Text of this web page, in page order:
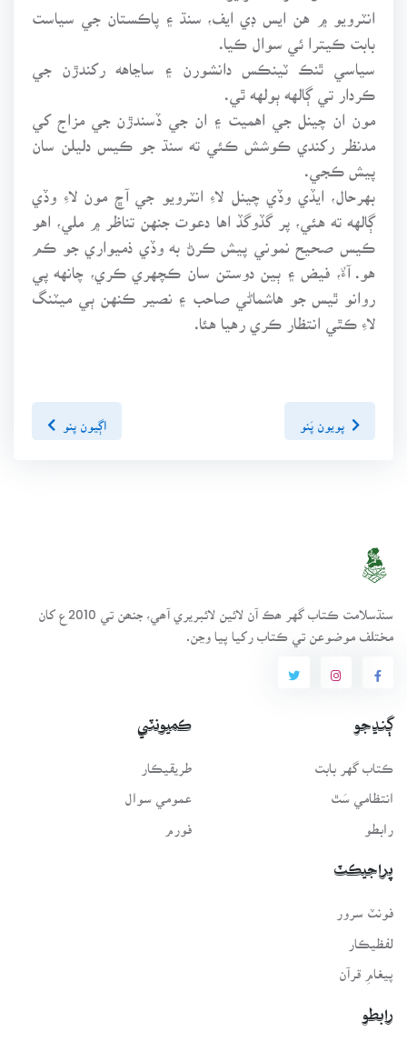
انٽرويو ۾ هن ايس ڊي ايف، سنڌ ۽ پاڪستان جي سياست
بابت ڪيترا ئي سوال ڪيا.
سياسي ٿنڪ ٽينڪس دانشورن ۽ ساڃاهه رکندڙن جي
ڪردار تي ڳالهه ٻولهه ٿي.
مون ان چينل جي اهميت ۽ ان جي ڏسندڙن جي مزاج کي
مدنظر رکندي ڪوشش ڪئي ته سنڌ جو ڪيس دليلن سان
بهرحال، ايڏي وڏي چينل لاءِ انٽرويو جي آڇ مون لاءِ وڏي
ڳالهه ته هئي، پر گڏوگڏ اها دعوت جنهن تناظر ۾ ملي، اهو
ڪيس صحيح نموني پيش ڪرڻ به وڏي ذميواري جو ڪم
هو. آءٌ، فيض ۽ ٻين دوستن سان ڪچهري ڪري، چانهه پي
روانو ٿيس جو هاشماڻي صاحب ۽ نصير ڪنهن ٻي ميٽنگ
لاءِ ڪٿي انتظار ڪري رهيا هئا.
اڳيون پنو
سنڌسلامت ڪتاب گهر ھڪ آن لائين لائبريري آھي، جنھن تي 2010ع کان
مختلف موضوعن تي ڪتاب رکيا پيا وڃن.
ڳنڍجو
ڪتاب گهر بابت
انتظامي سَٿ
رابطو
ڪميونٽي
طريقيڪار
عمومي سوال
فورم
پراجيڪٽ
فونٽ سرور
لفظيڪار
پيغامِ قرآن
رابطو